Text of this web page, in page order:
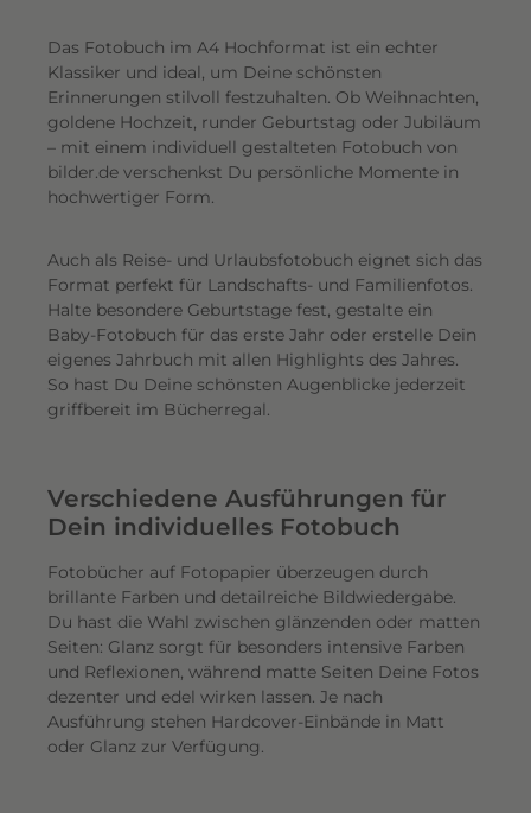
Das Fotobuch im A4 Hochformat ist ein echter
Klassiker und ideal, um Deine schönsten
Erinnerungen stilvoll festzuhalten. Ob Weihnachten,
goldene Hochzeit, runder Geburtstag oder Jubiläum
– mit einem individuell gestalteten Fotobuch von
bilder.de verschenkst Du persönliche Momente in
hochwertiger Form.
Auch als Reise- und Urlaubsfotobuch eignet sich das
Format perfekt für Landschafts- und Familienfotos.
Halte besondere Geburtstage fest, gestalte ein
Baby-Fotobuch für das erste Jahr oder erstelle Dein
eigenes Jahrbuch mit allen Highlights des Jahres.
So hast Du Deine schönsten Augenblicke jederzeit
griffbereit im Bücherregal.
Verschiedene Ausführungen für
Dein individuelles Fotobuch
Fotobücher auf Fotopapier überzeugen durch
brillante Farben und detailreiche Bildwiedergabe.
Du hast die Wahl zwischen glänzenden oder matten
Seiten: Glanz sorgt für besonders intensive Farben
und Reflexionen, während matte Seiten Deine Fotos
dezenter und edel wirken lassen. Je nach
Ausführung stehen Hardcover-Einbände in Matt
oder Glanz zur Verfügung.